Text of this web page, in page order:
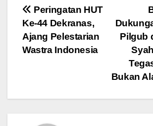
Navigasi
pos
Pilgub
Bukan
Peringatan HUT
Ke-44 Dekranas,
Ajang Pelestarian
Wastra Indonesia